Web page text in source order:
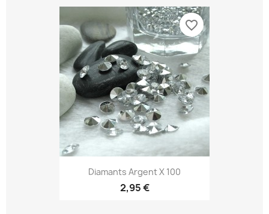
Diamants Argent X 100
2,95 €
favorite_border